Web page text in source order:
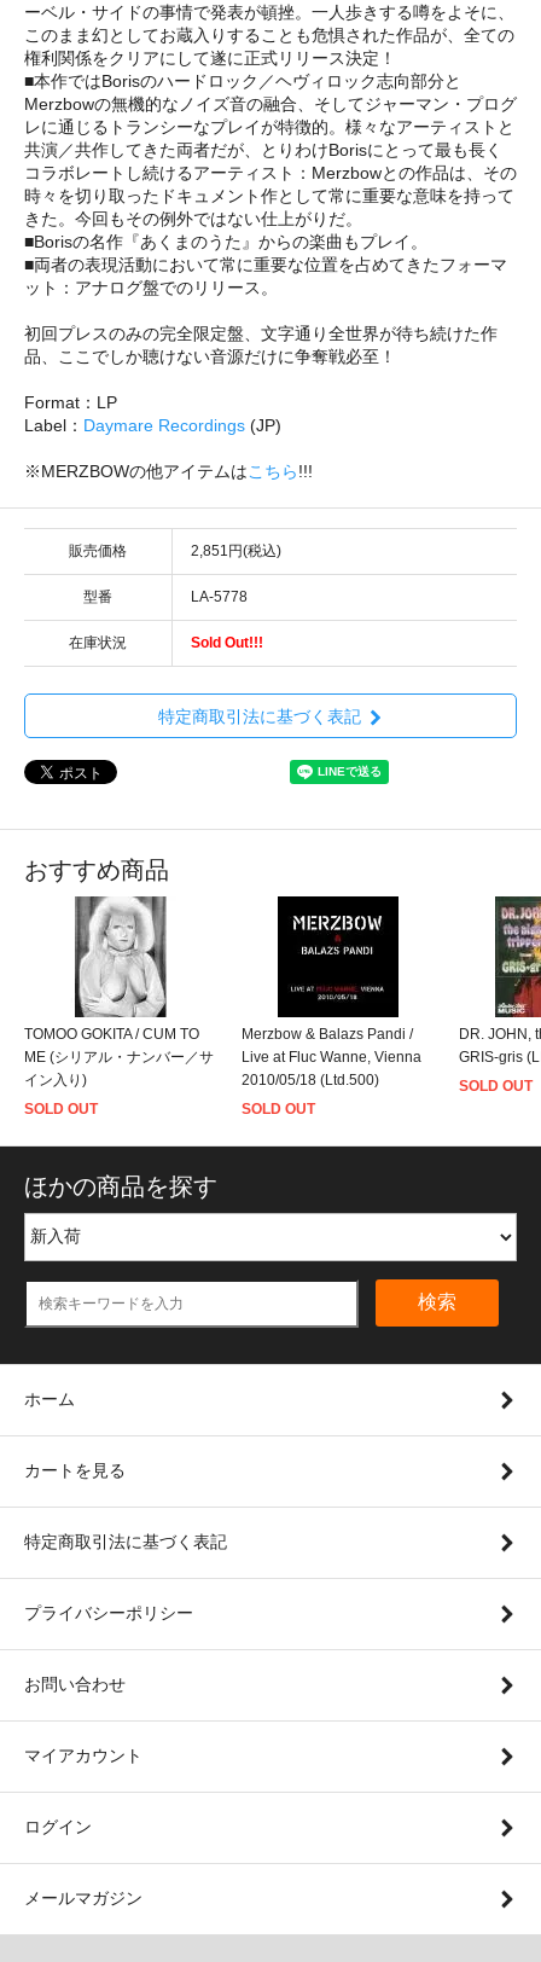
ーベル・サイドの事情で発表が頓挫。一人歩きする噂をよそに、
このまま幻としてお蔵入りすることも危惧された作品が、全ての
権利関係をクリアにして遂に正式リリース決定！
■本作ではBorisのハードロック／ヘヴィロック志向部分と
Merzbowの無機的なノイズ音の融合、そしてジャーマン・プログ
レに通じるトランシーなプレイが特徴的。様々なアーティストと
共演／共作してきた両者だが、とりわけBorisにとって最も長く
コラボレートし続けるアーティスト：Merzbowとの作品は、その
時々を切り取ったドキュメント作として常に重要な意味を持って
きた。今回もその例外ではない仕上がりだ。
■Borisの名作『あくまのうた』からの楽曲もプレイ。
■両者の表現活動において常に重要な位置を占めてきたフォーマ
ット：アナログ盤でのリリース。
初回プレスのみの完全限定盤、文字通り全世界が待ち続けた作
品、ここでしか聴けない音源だけに争奪戦必至！
Format：LP
Label： Daymare Recordings (JP)
※MERZBOWの他アイテムはこちら!!!
販売価格 2,851円(税込)
型番 LA-5778
在庫状況 Sold Out!!!
特定商取引法に基づく表記
おすすめ商品
TOMOO GOKITA / CUM TO
ME (シリアル・ナンバー／サ
イン入り)
SOLD OUT
Merzbow & Balazs Pandi /
Live at Fluc Wanne, Vienna
2010/05/18 (Ltd.500)
SOLD OUT
DR. JOHN,
GRIS-gris
SOLD OUT
ほかの商品を探す
検索
ホーム
カートを見る
特定商取引法に基づく表記
プライバシーポリシー
お問い合わせ
マイアカウント
ログイン
メールマガジン